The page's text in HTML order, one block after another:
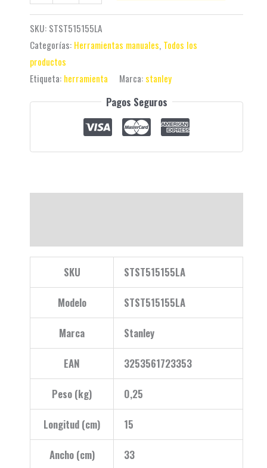
SKU: STST515155LA
Categorías: Herramientas manuales, Todos los
productos
Etiqueta: herramienta Marca: stanley
Pagos Seguros
SKU STST515155LA
Modelo STST515155LA
Marca Stanley
EAN 3253561723353
Peso (kg) 0,25
Longitud (cm) 15
Ancho (cm) 33